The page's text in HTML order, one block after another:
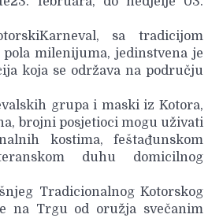
sa tradicijom
milenijuma, jedinstvena je
koja se održava na području
grupa i maski iz Kotora,
brojni posjetioci mogu uživati
kostima, feštađunskom
duhu domicilnog
Tradicionalnog Kotorskog
na Trgu od oružja svečanim